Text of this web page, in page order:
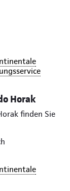
Horak
finden Sie